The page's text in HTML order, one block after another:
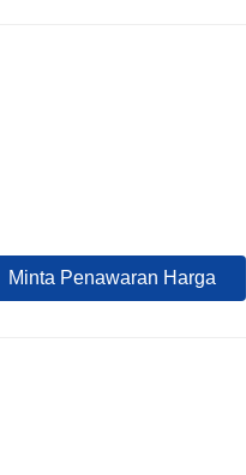
Minta Penawaran Harga